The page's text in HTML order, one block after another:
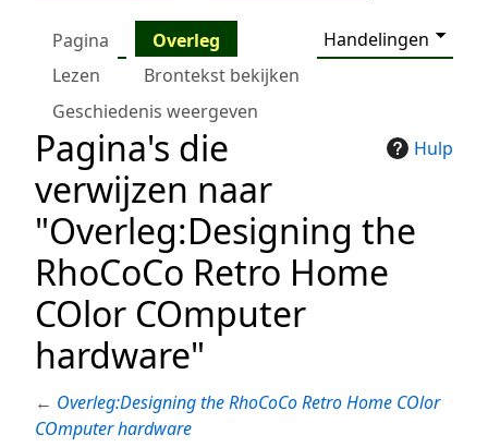
Pagina Overleg
Handelingen
Lezen
Brontekst bekijken
Geschiedenis weergeven
Hulp
Pagina's die
verwijzen naar
"Overleg:Designing the
RhoCoCo Retro Home
COlor COmputer
hardware"
← Overleg:Designing the RhoCoCo Retro Home COlor
COmputer hardware